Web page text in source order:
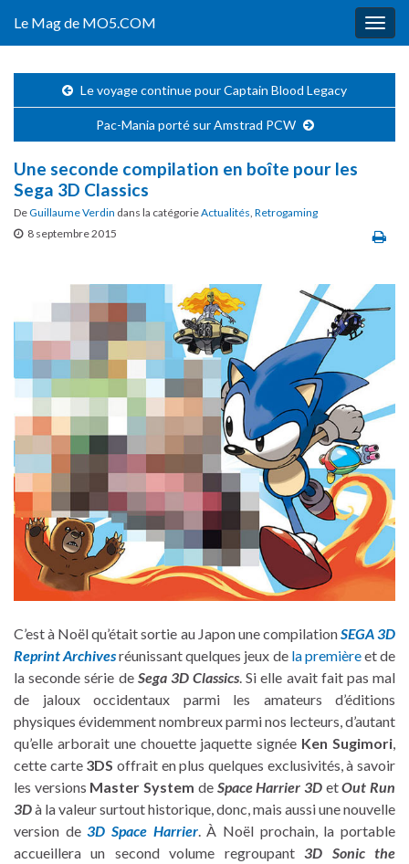
Le Mag de MO5.COM
Le voyage continue pour Captain Blood Legacy
Pac-Mania porté sur Amstrad PCW
Une seconde compilation en boîte pour les
Sega 3D Classics
DeGuillaume Verdin dans la catégorieActualités, Retrogaming
8 septembre 2015
C’est à Noël qu’était sortie au Japon une compilationSEGA 3D
Reprint Archivesréunissant quelques jeux de la premièreet de
la seconde série de Sega 3D Classics. Si elle avait fait pas mal
de jaloux occidentaux parmi les amateurs d’éditions
physiques évidemment nombreux parmi nos lecteurs, d’autant
qu’elle arborait une chouette jaquette signée Ken Sugimori,
cette carte 3DS offrait en plus quelques exclusivités, à savoir
les versions Master System de Space Harrier 3DetOut Run
3Dà la valeur surtout historique, donc, mais aussi une nouvelle
version de3D Space Harrier. À Noël prochain, la portable
accueillera un second volume regroupant3D Sonic the